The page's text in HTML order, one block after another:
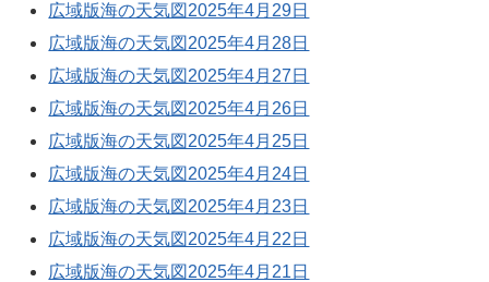
広域版海の天気図2025年4月29日
広域版海の天気図2025年4月28日
広域版海の天気図2025年4月27日
広域版海の天気図2025年4月26日
広域版海の天気図2025年4月25日
広域版海の天気図2025年4月24日
広域版海の天気図2025年4月23日
広域版海の天気図2025年4月22日
広域版海の天気図2025年4月21日